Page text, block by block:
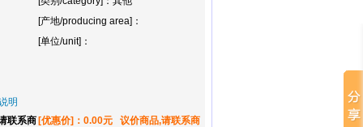
[产地/producing area]：
[单位/unit]：
明
联系商 [优惠价]：0.00元 议价商品,请联系商